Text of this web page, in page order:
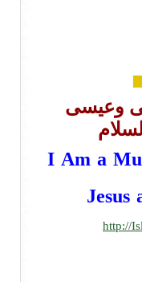
وعيسى
I Am a
http://